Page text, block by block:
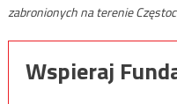
zabronionych na terenie
Wspieraj